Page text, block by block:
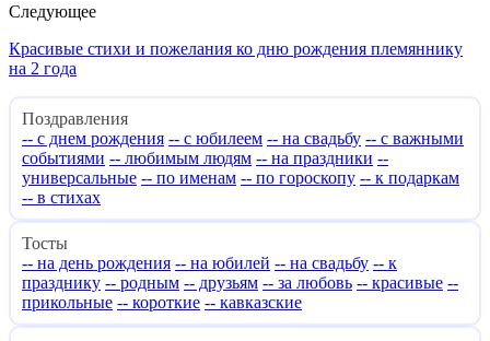
Следующее
Красивые стихи и пожелания ко дню рождения племяннику
на 2 года
Поздравления
-- с днем рождения -- с юбилеем -- на свадьбу -- с важными
событиями -- любимым людям -- на праздники --
универсальные -- по именам -- по гороскопу -- к подаркам
-- в стихах
Тосты
-- на день рождения -- на юбилей -- на свадьбу -- к
празднику -- родным -- друзьям -- за любовь -- красивые --
прикольные -- короткие -- кавказские